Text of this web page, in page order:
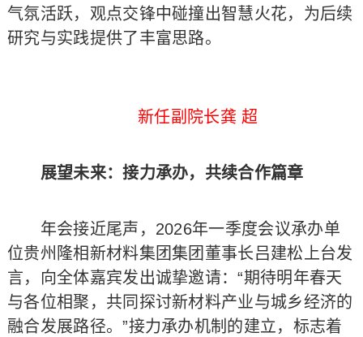
气氛活跃，观点交锋中碰撞出智慧火花，为后续
研究与实践提供了丰富思路。
新任副院长龚 超
展望未来：接力承办，共续合作篇章
年会接近尾声，2026年一季度会议承办单
位贵州隆相新材料集团集团董事长吕建松上台发
言，向全体嘉宾发出诚挚邀请：“期待明年春天
与各位相聚，共同探讨新材料产业与城乡经济的
融合发展路径。”接力承办机制的建立，标志着